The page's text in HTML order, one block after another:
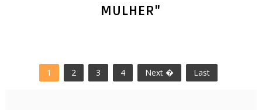
1 2 3 4 Next � Last